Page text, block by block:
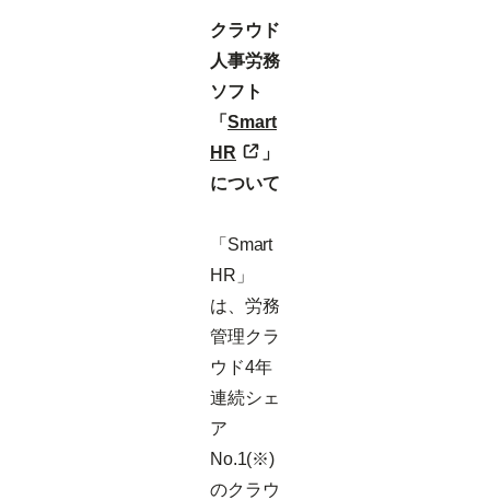
クラウド
人事労務
ソフト
「 Smart
HR
」
について
「Smart
HR」
は、労務
管理クラ
ウド4年
連続シェ
ア
No.1(※)
のクラウ